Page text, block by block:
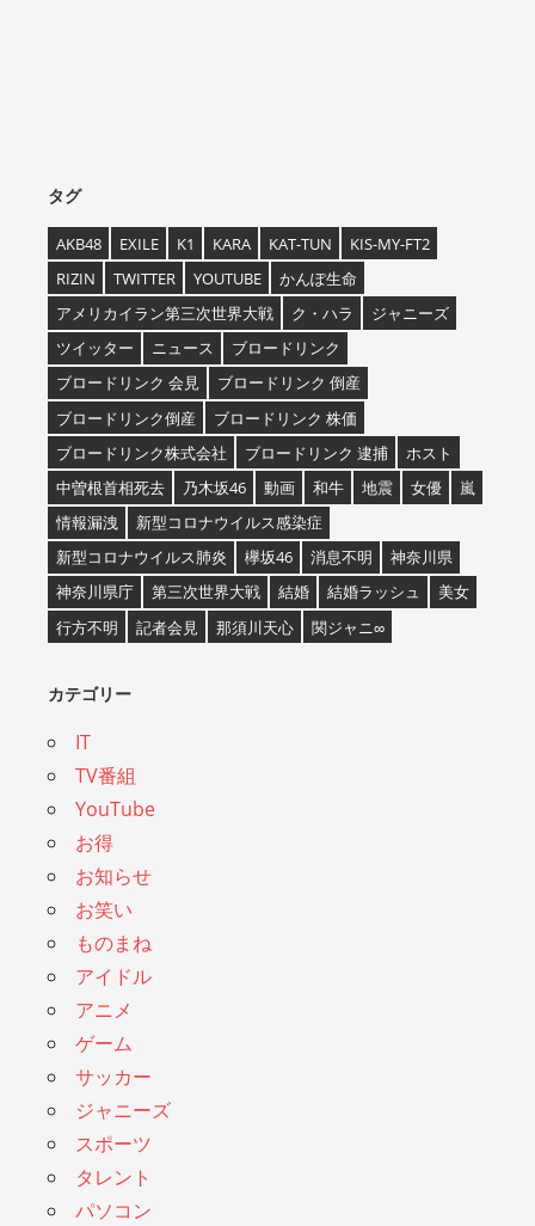
タグ
AKB48 EXILE K1 KARA KAT-TUN
KIS-MY-FT2
RIZIN
TWITTER YOUTUBE
かんぽ生命
アメリカイラン第三次世界大戦
ク・ハラ
ジャニーズ
ツイッター
ニュース
ブロードリンク
ブロードリンク 会見
ブロードリンク 倒産
ブロードリンク倒産
ブロードリンク 株価
ブロードリンク株式会社
ブロードリンク 逮捕
ホスト
中曽根首相死去
乃木坂46 動画 和牛 地震 女優
嵐
情報漏洩
新型コロナウイルス感染症
新型コロナウイルス肺炎
欅坂46 消息不明
神奈川県
神奈川県庁
第三次世界大戦 結婚 結婚ラッシュ
美女
行方不明
記者会見 那須川天心 関ジャニ∞
カテゴリー
IT
TV番組
YouTube
お得
お知らせ
お笑い
ものまね
アイドル
アニメ
ゲーム
サッカー
ジャニーズ
スポーツ
タレント
パソコン